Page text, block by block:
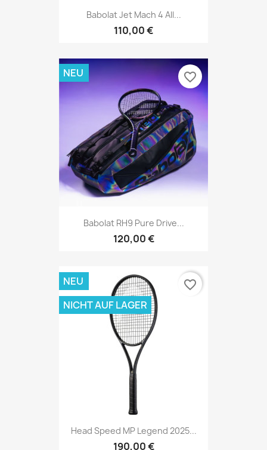
Babolat Jet Mach 4 All...
110,00 €
Babolat RH9 Pure Drive...
120,00 €
NEU favorite_border
Head Speed MP Legend 2025...
190,00 €
NEU
NICHT AUF LAGER
favorite_border